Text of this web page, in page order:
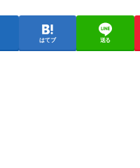
はてブ 送る